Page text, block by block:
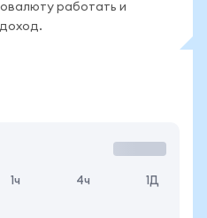
работать и
1ч 4ч 1Д